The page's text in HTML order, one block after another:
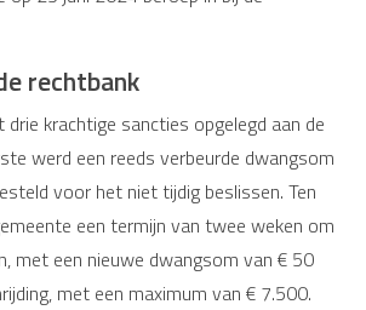
rechtbank
drie krachtige sancties opgelegd aan de
werd een reeds verbeurde dwangsom
voor het niet tijdig beslissen. Ten
een termijn van twee weken om
met een nieuwe dwangsom van € 50
met een maximum van € 7.500.